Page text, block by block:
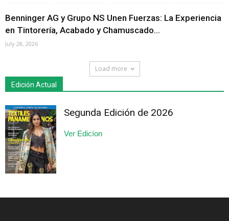
Benninger AG y Grupo NS Unen Fuerzas: La Experiencia
en Tintorería, Acabado y Chamuscado...
July 28, 2026
Load more
Edición Actual
Segunda Edición de 2026
Ver Edicíon